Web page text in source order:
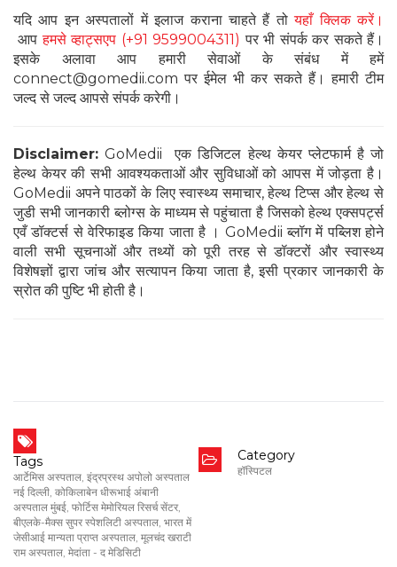
यदि आप इन अस्पतालों में इलाज कराना चाहते हैं तोयहाँ क्लिक करें।
आप हमसे व्हाट्सएप (+91 9599004311) पर भी संपर्क कर सकते हैं।
इसके अलावा आप हमारी सेवाओं के संबंध में हमें
connect@gomedii.com पर ईमेल भी कर सकते हैं। हमारी टीम
जल्द से जल्द आपसे संपर्क करेगी।
Disclaimer: GoMedii एक डिजिटल हेल्थ केयर प्लेटफार्म है जो
हेल्थ केयर की सभी आवश्यकताओं और सुविधाओं को आपस में जोड़ता है।
GoMedii अपने पाठकों के लिए स्वास्थ्य समाचार, हेल्थ टिप्स और हेल्थ से
जुडी सभी जानकारी ब्लोग्स के माध्यम से पहुंचाता है जिसको हेल्थ एक्सपर्ट्स
एवँ डॉक्टर्स से वेरिफाइड किया जाता है । GoMedii ब्लॉग में पब्लिश होने
वाली सभी सूचनाओं और तथ्यों को पूरी तरह से डॉक्टरों और स्वास्थ्य
विशेषज्ञों द्वारा जांच और सत्यापन किया जाता है, इसी प्रकार जानकारी के
स्रोत की पुष्टि भी होती है।
Tags
आर्टेमिस अस्पताल, इंद्रप्रस्थ अपोलो अस्पताल
नई दिल्ली, कोकिलाबेन धीरूभाई अंबानी
अस्पताल मुंबई, फोर्टिस मेमोरियल रिसर्च सेंटर,
बीएलके-मैक्स सुपर स्पेशलिटी अस्पताल, भारत में
जेसीआई मान्यता प्राप्त अस्पताल, मूलचंद खराटी
राम अस्पताल, मेदांता - द मेडिसिटी
Category
हॉस्पिटल